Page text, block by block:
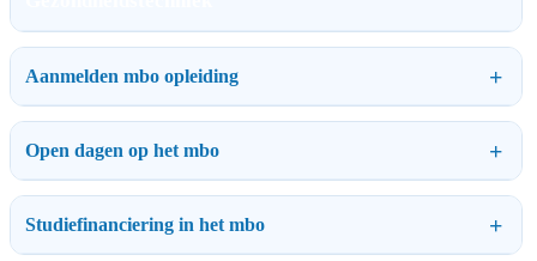
Aanmelden mbo opleiding
Open dagen op het mbo
Studiefinanciering in het mbo